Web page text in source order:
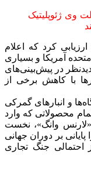
وی ژئوپلیتیک
کرد که اعلام
آمریکا و بسیاری
در پیش‌بینی‌های
با کاهش برخی از
فرودگاه‌ها و انبارهای گمرکی
۱۰٪ تعرفه برای تمام محصولاتی که وارد
«لارنس وانگ»، نخست
پایانی بر دوران جهانی
احتمالی جنگ تجاری